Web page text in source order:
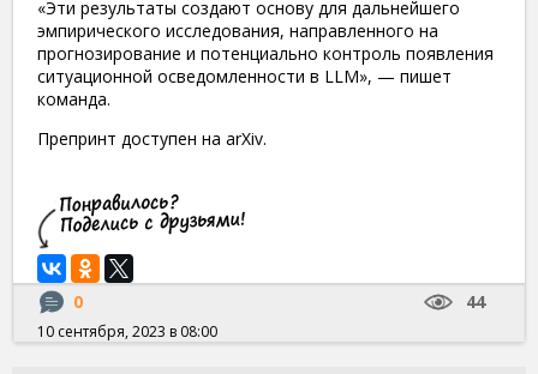
«Эти результаты создают основу для дальнейшего
эмпирического исследования, направленного на
прогнозирование и потенциально контроль появления
ситуационной осведомленности в LLM», — пишет
команда.
Препринт доступен на arXiv.
0 44
10 сентября, 2023 в 08:00